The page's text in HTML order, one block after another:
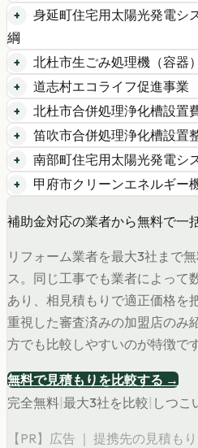
身延町住宅用太陽光発電シ
綱
北杜市生ごみ処理機（容器
道志村エコライフ促進事業
北杜市合併処理浄化槽設置
笛吹市合併処理浄化槽設置
南部町住宅用太陽光発電シ
甲府市クリーンエネルギー
補助金対応の業者から無料で一
リフォーム業者を最大3社まで
ス。同じ工事でも業者によって
あり、相見積もりで適正価格を
重視した審査済みの加盟店のみ
方でも比較しやすいのが特徴です
無料で見積もりを比較する →
完全無料 最大3社を比較 しつこ
【PR】広告 ｜ 提携先の見積も